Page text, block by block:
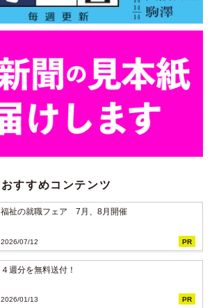
おすすめコンテンツ
福祉の就職フェア 7月、8月開催
2026/07/12 PR
４週分を無料送付！
2026/01/13 PR